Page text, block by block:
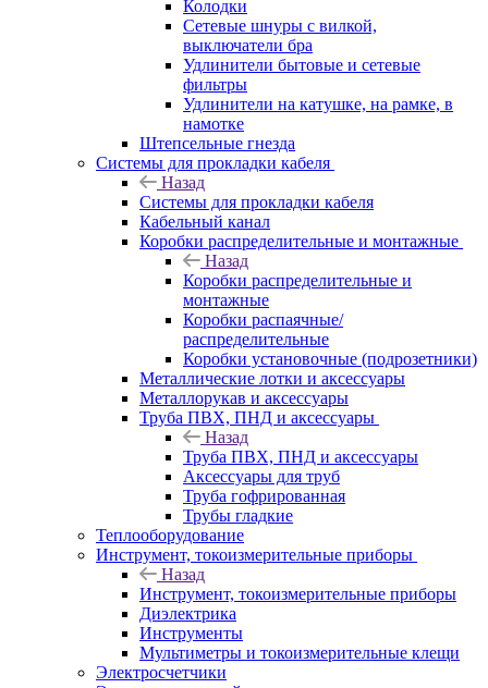
Колодки
Сетевые шнуры с вилкой,
выключатели бра
Удлинители бытовые и сетевые
фильтры
Удлинители на катушке, на рамке, в
намотке
Штепсельные гнезда
Системы для прокладки кабеля
Назад
Системы для прокладки кабеля
Кабельный канал
Коробки распределительные и монтажные
Назад
Коробки распределительные и
монтажные
Коробки распаячные/
распределительные
Коробки установочные (подрозетники)
Металлические лотки и аксессуары
Металлорукав и аксессуары
Труба ПВХ, ПНД и аксессуары
Назад
Труба ПВХ, ПНД и аксессуары
Аксессуары для труб
Труба гофрированная
Трубы гладкие
Теплооборудование
Инструмент, токоизмерительные приборы
Назад
Инструмент, токоизмерительные приборы
Диэлектрика
Инструменты
Мультиметры и токоизмерительные клещи
Электросчетчики